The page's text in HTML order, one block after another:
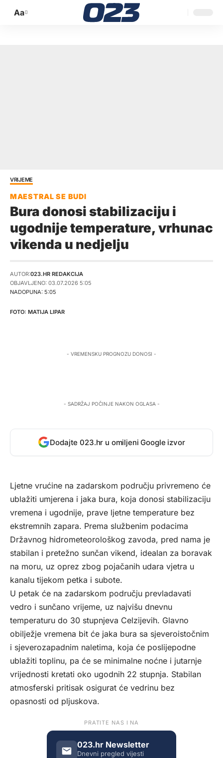
Promijeni
Aa
VRIJEME
Bura donosi stabilizaciju i
ugodnije temperature, vrhunac
vikenda u nedjelju
NADOPUNA: 5:05
AUTOR:023.HR REDAKCIJA
OBJAVLJENO: 03.07.2026 5:05
MATIJA LIPAR
- VREMENSKU PROGNOZU DONOSI -
- SADRŽAJ POČINJE NAKON OGLASA -
Dodajte 023.hr u omiljeni Google izvor
Ljetne vrućine na zadarskom području privremeno će
ublažiti umjerena i jaka bura, koja donosi stabilizaciju
vremena i ugodnije, prave ljetne temperature bez
ekstremnih zapara. Prema službenim podacima
Državnog hidrometeorološkog zavoda, pred nama je
stabilan i pretežno sunčan vikend, idealan za boravak
na moru, uz oprez zbog pojačanih udara vjetra u
kanalu tijekom petka i subote.
U petak će na zadarskom području prevladavati
vedro i sunčano vrijeme, uz najvišu dnevnu
temperaturu do 30 stupnjeva Celzijevih. Glavno
obilježje vremena bit će jaka bura sa sjeveroistočnim
i sjeverozapadnim naletima, koja će poslijepodne
ublažiti toplinu, pa će se minimalne noćne i jutarnje
vrijednosti kretati oko ugodnih 22 stupnja. Stabilan
atmosferski pritisak osigurat će vedrinu bez
opasnosti od pljuskova.
PRATITE NAS I NA
023.hr Newsletter
Dnevni pregled vijesti